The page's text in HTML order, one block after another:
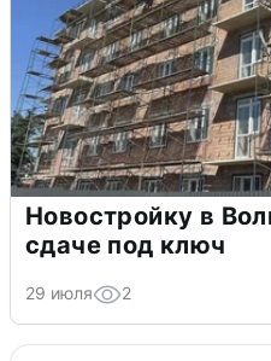
Новостройку в
сдаче под ключ
29 июля 2